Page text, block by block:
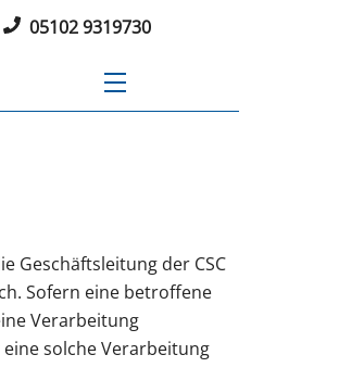
05102 9319730
Menu
Geschäftsleitung der CSC
Sofern eine betroffene
Verarbeitung
solche Verarbeitung